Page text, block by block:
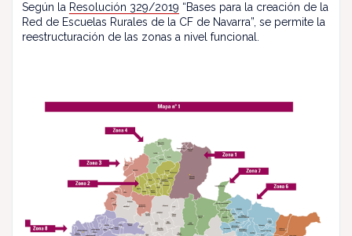
Según la Resolución 329/2019 “Bases para la creación de la
Red de Escuelas Rurales de la CF de Navarra”, se permite la
reestructuración de las zonas a nivel funcional.